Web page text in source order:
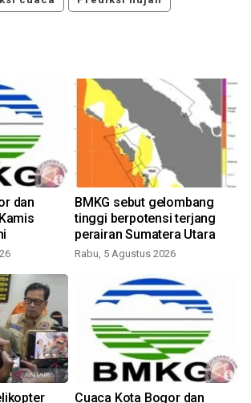
dan
BMKG sebut gelombang
tinggi berpotensi terjang
perairan Sumatera Utara
Rabu, 5 Agustus 2026
Cuaca Kota Bogor dan